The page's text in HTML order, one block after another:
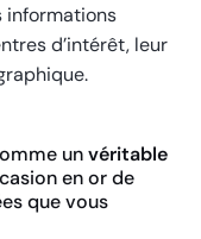
informations
d’intérêt, leur
unvéritable
en or de
que vous